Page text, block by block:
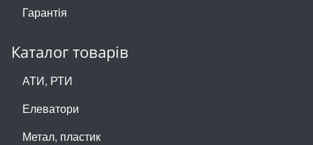
Гарантія
Каталог товарів
АТИ, РТИ
Елеватори
Метал, пластик